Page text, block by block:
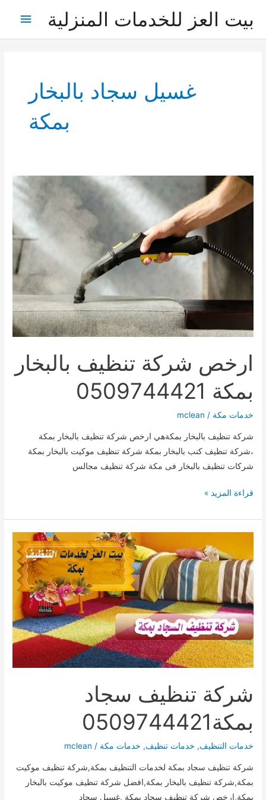
بيت العز للخدمات المنزلية
غسيل سجاد بالبخار
بمكة
ارخص شركة تنظيف بالبخار
بمكة 0509744421
خدمات مكة /
mclean
شركة تنظيف بالبخار بمكةهي ارخص شركة تنظيف بالبخار بمكة
،شركة تنظيف كنب بالبخار بمكة شركة تنظيف موكيت بالبخار بمكة
شركات تنظيف بالبخار فى مكة شركة تنظيف مجالس
ارخص
تنظيف
0509744421
قراءة المزيد »
شركة تنظيف سجاد
بمكة0509744421
خدمات التنظيف, خدمات تنظيف, خدمات مكة /
mclean
شركة تنظيف سجاد بمكة لخدمات التنظيف بمكة,شركة تنظيف موكيت
بمكة,شركة تنظيف بالبخار بمكة,افضل شركة تنظيف موكيت بالبخار
بمكة,ارخص شركة تنظيف سجاد بمكة ,غسيل سجاد